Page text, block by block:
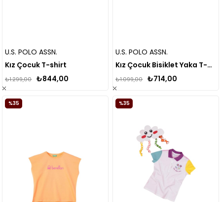
U.S. POLO ASSN.
Kız Çocuk T-shirt
₺844,00
₺1.299,00
U.S. POLO ASSN.
Kız Çocuk Bisiklet Yaka T-shirt 50283270
₺714,00
₺1.099,00
%35 %35